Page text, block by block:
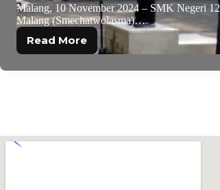
Malang, 10 November 2024 – SMK Negeri 12
Malang (Smechatwolasma)…
Read More